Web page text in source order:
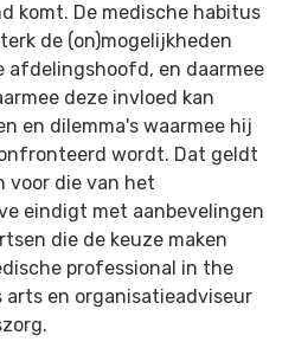
komt. De medische habitus
de (on)mogelijkheden
afdelingshoofd, en daarmee
deze invloed kan
en dilemma's waarmee hij
wordt. Dat geldt
voor die van het
eindigt met aanbevelingen
die de keuze maken
professional in the
arts en organisatieadviseur